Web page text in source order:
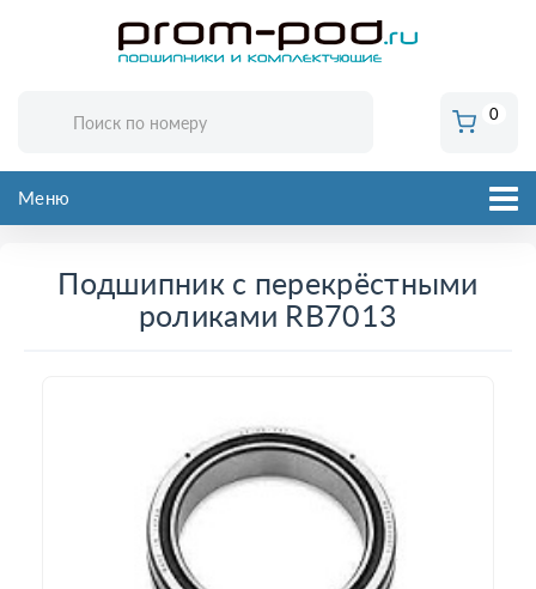
0
Меню
Подшипник с перекрёстными
роликами RB7013